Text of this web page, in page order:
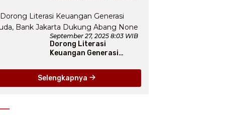
Seru, hingga Atraksi
Giant Pizza
September 27, 2025 8:03 WIB
Dorong Literasi
Keuangan Generasi
Dukung Abang None
Selengkapnya